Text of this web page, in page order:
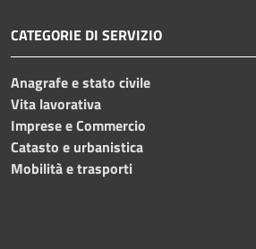
CATEGORIE DI SERVIZIO
Anagrafe e stato civile
Vita lavorativa
Imprese e Commercio
Catasto e urbanistica
Mobilità e trasporti